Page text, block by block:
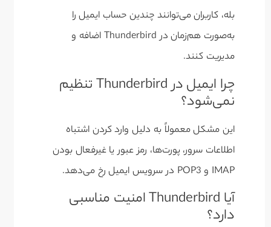
بله، کاربران می‌توانند چندین حساب ایمیل را
به‌صورت هم‌زمان در Thunderbird اضافه و
مدیریت کنند.
چرا ایمیل در Thunderbird تنظیم
نمی‌شود؟
این مشکل معمولاً به دلیل وارد کردن اشتباه
اطلاعات سرور، پورت‌ها، رمز عبور یا غیرفعال بودن
IMAP و POP3 در سرویس ایمیل رخ می‌دهد.
آیا Thunderbird امنیت مناسبی
دارد؟